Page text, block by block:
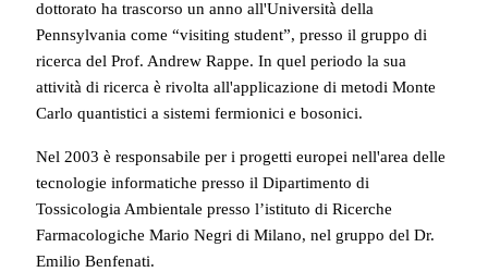
dottorato ha trascorso un anno all'Università della
Pennsylvania come “visiting student”, presso il gruppo di
ricerca del Prof. Andrew Rappe. In quel periodo la sua
attività di ricerca è rivolta all'applicazione di metodi Monte
Carlo quantistici a sistemi fermionici e bosonici.
Nel 2003 è responsabile per i progetti europei nell'area delle
tecnologie informatiche presso il Dipartimento di
Tossicologia Ambientale presso l’istituto di Ricerche
Farmacologiche Mario Negri di Milano, nel gruppo del Dr.
Emilio Benfenati.